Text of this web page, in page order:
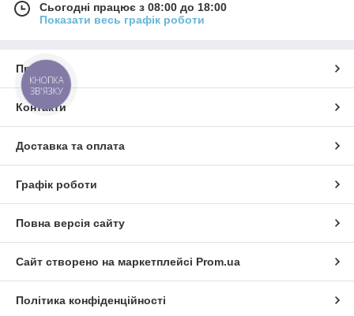
Сьогодні працює з 08:00 до 18:00
Показати весь графік роботи
Про нас
Контакти
Доставка та оплата
Графік роботи
Повна версія сайту
Сайт створено на маркетплейсі Prom.ua
Політика конфіденційності
КНОПКА
ЗВ'ЯЗКУ